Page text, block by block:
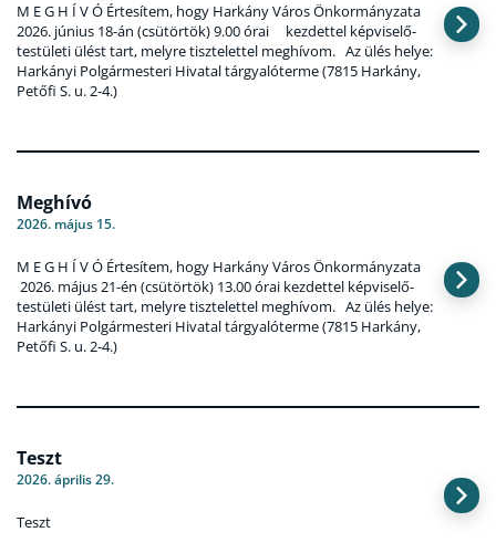
M E G H Í V Ó Értesítem, hogy Harkány Város Önkormányzata
2026. június 18-án (csütörtök) 9.00 órai kezdettel képviselő-
testületi ülést tart, melyre tisztelettel meghívom. Az ülés helye:
Harkányi Polgármesteri Hivatal tárgyalóterme (7815 Harkány,
Petőfi S. u. 2-4.)
Meghívó
2026. május 15.
M E G H Í V Ó Értesítem, hogy Harkány Város Önkormányzata
2026. május 21-én (csütörtök) 13.00 órai kezdettel képviselő-
testületi ülést tart, melyre tisztelettel meghívom. Az ülés helye:
Harkányi Polgármesteri Hivatal tárgyalóterme (7815 Harkány,
Petőfi S. u. 2-4.)
Teszt
2026. április 29.
Teszt